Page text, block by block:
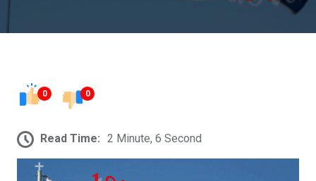
0 0
Read Time: 2 Minute, 6 Second